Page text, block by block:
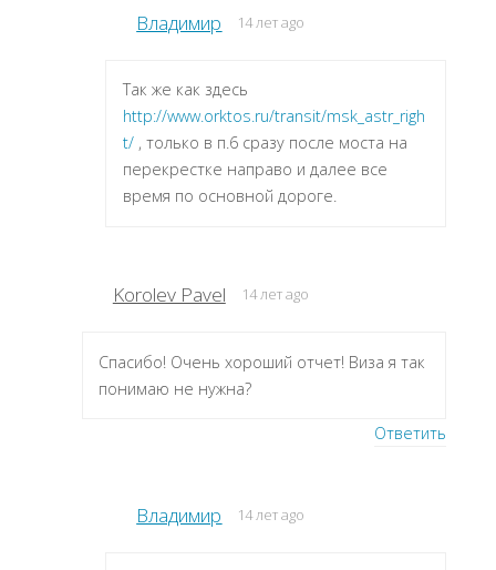
Владимир 14 лет ago
Так же как здесь
http://www.orktos.ru/transit/msk_astr_righ
t/, только в п.6 сразу после моста на
перекрестке направо и далее все
время по основной дороге.
Korolev Pavel 14 лет ago
Спасибо! Очень хороший отчет! Виза я так
понимаю не нужна?
Ответить
Владимир 14 лет ago